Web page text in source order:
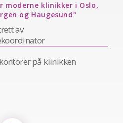
moderne klinikker i Oslo,
og Haugesund"